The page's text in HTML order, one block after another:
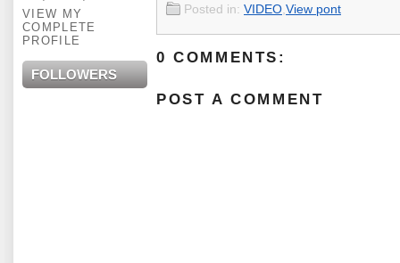
VIEW MY
COMPLETE
PROFILE
FOLLOWERS
Posted in: VIDEO View pont
0 COMMENTS:
POST A COMMENT